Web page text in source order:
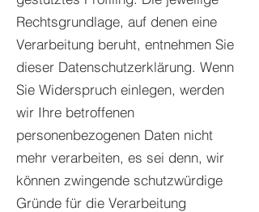
Rechtsgrundlage, auf denen eine
Verarbeitung beruht, entnehmen Sie
dieser Datenschutzerklärung. Wenn
Sie Widerspruch einlegen, werden
wir Ihre betroffenen
personenbezogenen Daten nicht
mehr verarbeiten, es sei denn, wir
können zwingende schutzwürdige
Gründe für die Verarbeitung